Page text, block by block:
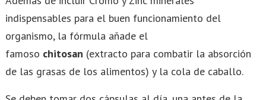
indispensables para el buen funcionamiento del
organismo, la fórmula añade el
famoso chitosan (extracto para combatir la absorción
de las grasas de los alimentos) y la cola de caballo.